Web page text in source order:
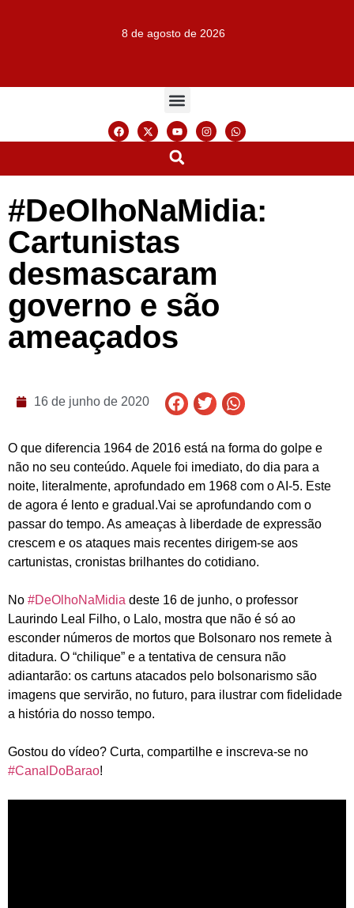
8 de agosto de 2026
#DeOlhoNaMidia:
Cartunistas
desmascaram
governo e são
ameaçados
16 de junho de 2020
O que diferencia 1964 de 2016 está na forma do golpe e
não no seu conteúdo. Aquele foi imediato, do dia para a
noite, literalmente, aprofundado em 1968 com o AI-5. Este
de agora é lento e gradual.Vai se aprofundando com o
passar do tempo. As ameaças à liberdade de expressão
crescem e os ataques mais recentes dirigem-se aos
cartunistas, cronistas brilhantes do cotidiano.
No #DeOlhoNaMidia deste 16 de junho, o professor
Laurindo Leal Filho, o Lalo, mostra que não é só ao
esconder números de mortos que Bolsonaro nos remete à
ditadura. O “chilique” e a tentativa de censura não
adiantarão: os cartuns atacados pelo bolsonarismo são
imagens que servirão, no futuro, para ilustrar com fidelidade
a história do nosso tempo.
Gostou do vídeo? Curta, compartilhe e inscreva-se no
#CanalDoBarao!